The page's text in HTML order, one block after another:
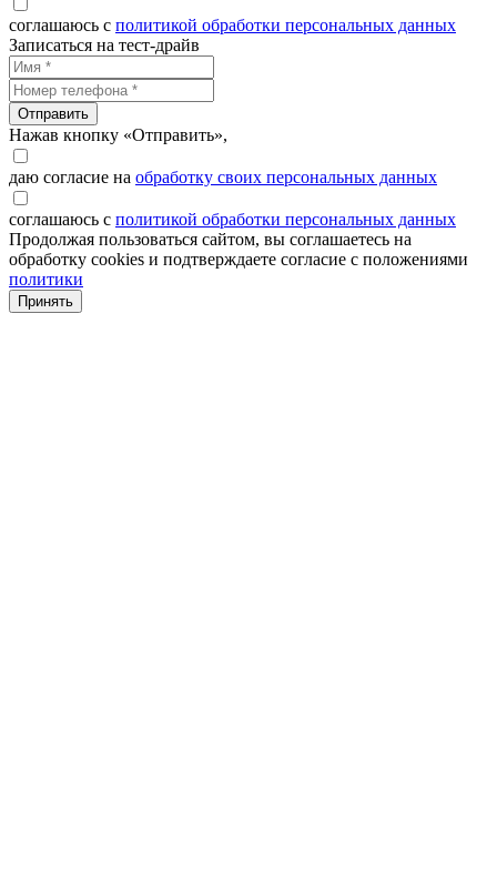
соглашаюсь с политикой обработки персональных данных
Записаться на тест-драйв
Отправить
Нажав кнопку «Отправить»,
даю согласие на обработку своих персональных данных
соглашаюсь с политикой обработки персональных данных
Продолжая пользоваться сайтом, вы соглашаетесь на
обработку cookies и подтверждаете согласие с положениями
политики
Принять